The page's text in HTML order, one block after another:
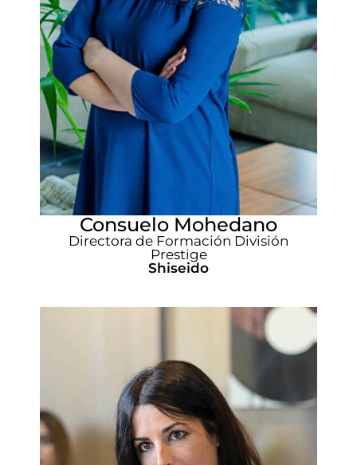
Consuelo Mohedano
Directora de Formación División
Prestige
Shiseido